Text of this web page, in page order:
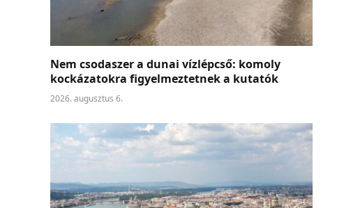
Nem csodaszer a dunai vízlépcső: komoly
kockázatokra figyelmeztetnek a kutatók
2026. augusztus 6.